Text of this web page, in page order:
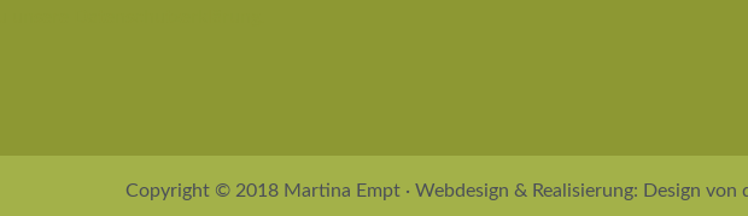
Copyright © 2018 Martina Empt · Webdesign & Realisierung: Design von